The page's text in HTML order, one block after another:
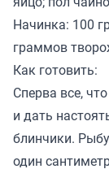
Начинка: 100
граммов
Как готовить:
Сперва все,
и дать
блинчики.
один